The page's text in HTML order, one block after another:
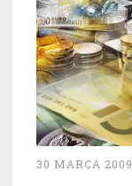
30 MARCA 2009